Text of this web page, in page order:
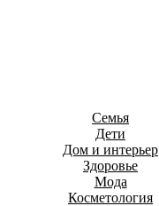
Семья
Дети
Дом и интерьер
Здоровье
Мода
Косметология